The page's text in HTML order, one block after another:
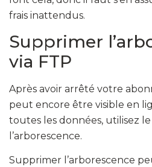
frais inattendus.
Supprimer
via FTP
Après avoir arrêté votre
peut encore être visible en
toutes les données, utilisez
l’arborescence.
Supprimer l’arborescence